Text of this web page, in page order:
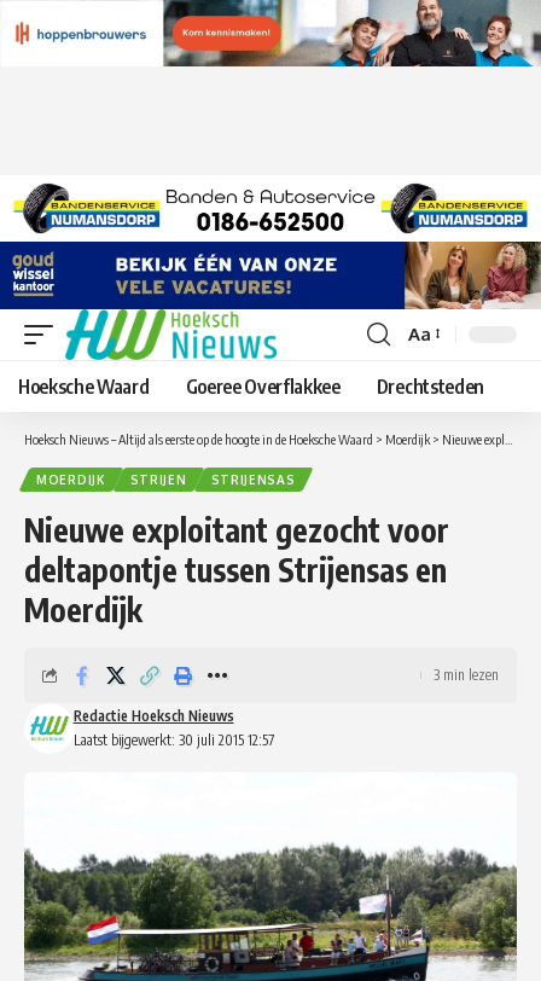
Lettergrootte
aanpassen
Aa
Hoeksche Waard Goeree Overflakkee Drechtsteden
Hoeksch Nieuws – Altijd als eerste op de hoogte in de Hoeksche Waard > Moerdijk > Nieuwe exploitant gezocht voor deltapontje tussen Strijensas en Moerdijk
MOERDIJK STRIJEN STRIJENSAS
Nieuwe exploitant gezocht voor
deltapontje tussen Strijensas en
Moerdijk
Laatst bijgewerkt: 30 juli 2015 12:57
Redactie Hoeksch Nieuws
3 min lezen